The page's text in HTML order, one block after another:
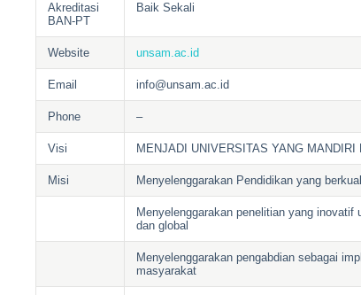
Akreditasi
BAN-PT
Baik Sekali
Website unsam.ac.id
Email info@unsam.ac.id
Phone –
Visi MENJADI UNIVERSITAS YANG MANDIRI
Misi Menyelenggarakan Pendidikan yang
Menyelenggarakan penelitian yang
dan global
Menyelenggarakan pengabdian sebagai
masyarakat